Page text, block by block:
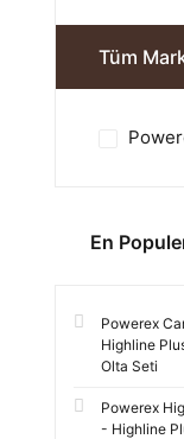
Tüm
En
Powerex
Highline
Olta Seti
Powerex
- Highline